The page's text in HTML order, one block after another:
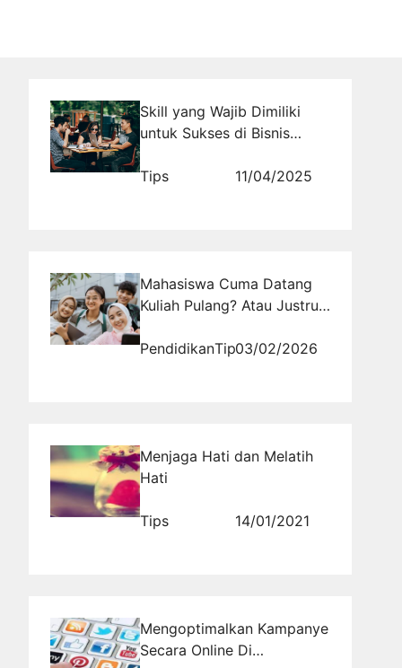
Skill yang Wajib Dimiliki
untuk Sukses di Bisnis
Tips
11/04/2025
Mahasiswa Cuma Datang
Kuliah Pulang? Atau Justru
Depan Kampus?
PendidikanTips03/02/2026
Menjaga Hati dan Melatih
Hati
Tips 14/01/2021
Mengoptimalkan Kampanye
Secara Online Di